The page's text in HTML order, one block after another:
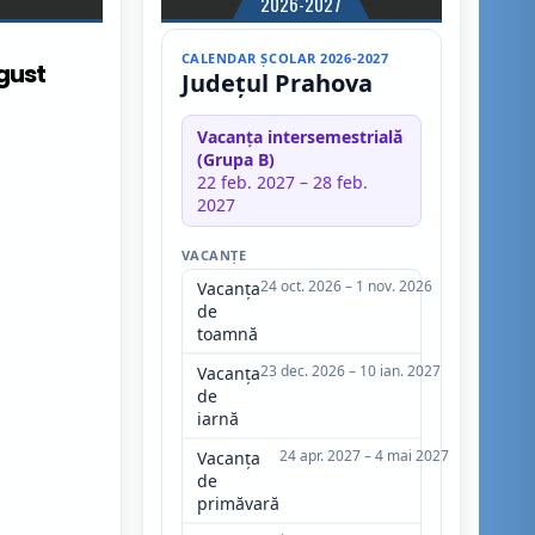
CALENDAR ȘCOLAR 2026-2027
Județul Prahova
Vacanța intersemestrială
(Grupa B)
22 feb. 2027 – 28 feb.
2027
VACANȚE
Vacanța
de
toamnă
24 oct. 2026 – 1 nov. 2026
Vacanța
de
iarnă
23 dec. 2026 – 10 ian. 2027
Vacanța
de
primăvară
24 apr. 2027 – 4 mai 2027